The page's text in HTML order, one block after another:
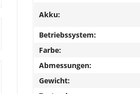
Akku:
Betriebssystem:
Farbe:
Abmessungen:
Gewicht: